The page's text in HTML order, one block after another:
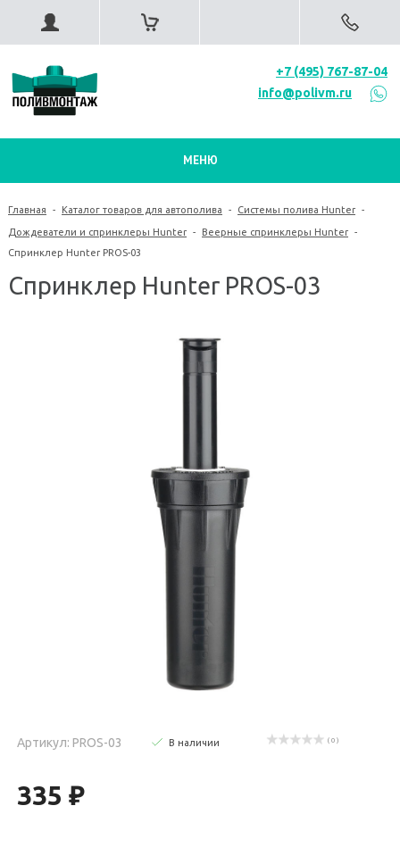
+7 (495) 767-87-04
info@polivm.ru
МЕНЮ
Главная - Каталог товаров для автополива - Системы полива Hunter -
Дождеватели и спринклеры Hunter - Веерные спринклеры Hunter -
Спринклер Hunter PROS-03
Спринклер Hunter PROS-03
Артикул: PROS-03 В наличии ( 0 )
335 ₽